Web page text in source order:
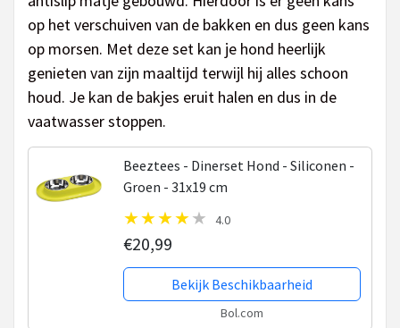
op het verschuiven van de bakken en dus geen kans
op morsen. Met deze set kan je hond heerlijk
genieten van zijn maaltijd terwijl hij alles schoon
houd. Je kan de bakjes eruit halen en dus in de
vaatwasser stoppen.
Beeztees - Dinerset Hond - Siliconen -
Groen - 31x19 cm
4.0
€20,99
Bekijk Beschikbaarheid
Bol.com